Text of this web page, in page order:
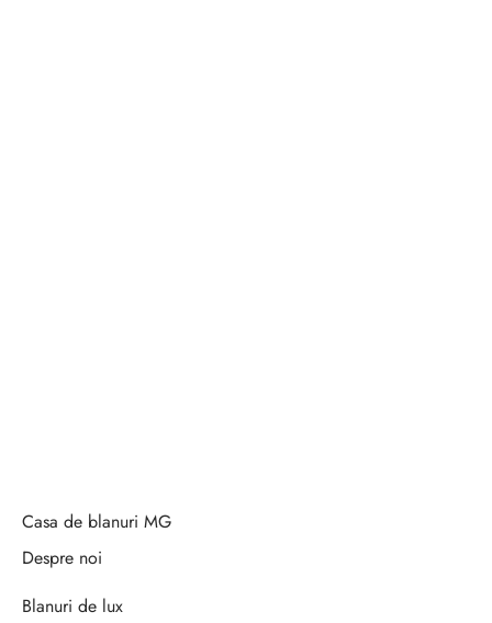
Casa de blanuri MG
Despre noi
Blanuri de lux